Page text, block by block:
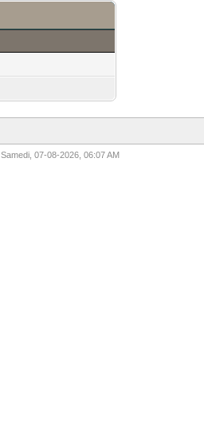
Samedi, 07-08-2026, 06:07 AM